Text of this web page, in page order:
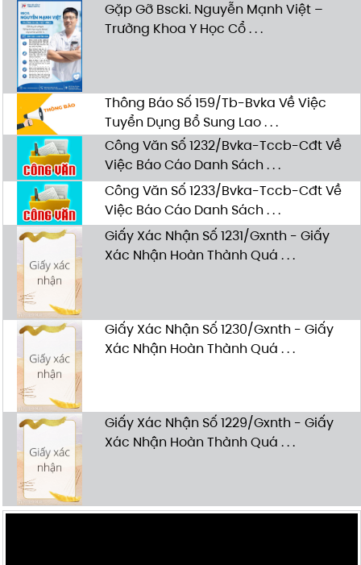
Gặp Gỡ Bscki. Nguyễn Mạnh Việt –
Trưởng Khoa Y Học Cổ . . .
Thông Báo Số 159/Tb-Bvka Về Việc
Tuyển Dụng Bổ Sung Lao . . .
Công Văn Số 1232/Bvka-Tccb-Cđt Về
Việc Báo Cáo Danh Sách . . .
Công Văn Số 1233/Bvka-Tccb-Cđt Về
Việc Báo Cáo Danh Sách . . .
Giấy Xác Nhận Số 1231/Gxnth - Giấy
Xác Nhận Hoàn Thành Quá . . .
Giấy Xác Nhận Số 1230/Gxnth - Giấy
Xác Nhận Hoàn Thành Quá . . .
Giấy Xác Nhận Số 1229/Gxnth - Giấy
Xác Nhận Hoàn Thành Quá . . .